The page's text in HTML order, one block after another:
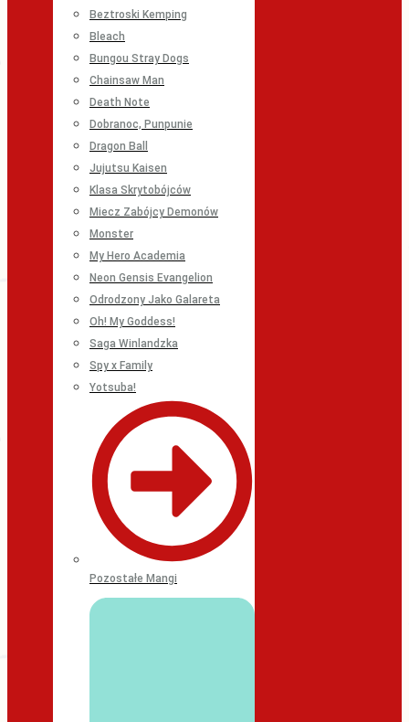
Beztroski Kemping
Bleach
Bungou Stray Dogs
Chainsaw Man
Death Note
Dobranoc, Punpunie
Dragon Ball
Jujutsu Kaisen
Klasa Skrytobójców
Miecz Zabójcy Demonów
Monster
My Hero Academia
Neon Gensis Evangelion
Odrodzony Jako Galareta
Oh! My Goddess!
Saga Winlandzka
Spy x Family
Yotsuba!
Pozostałe Mangi